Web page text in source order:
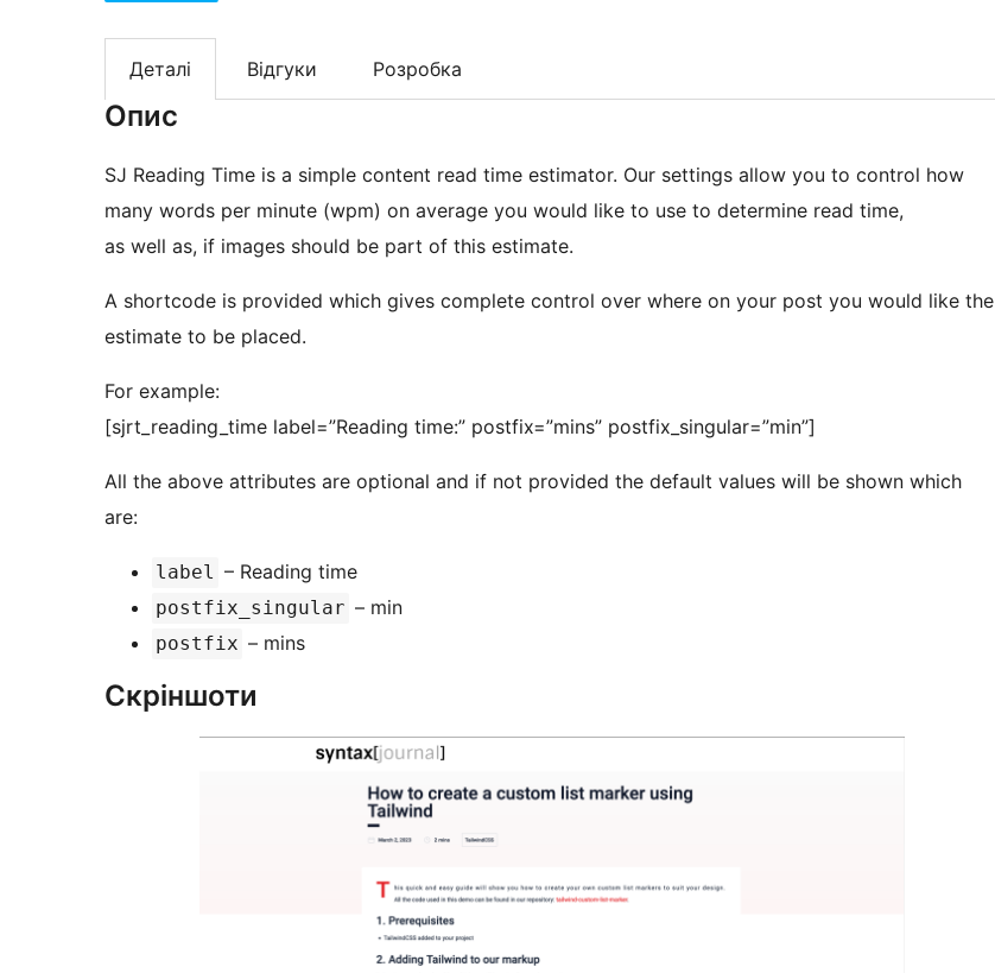
Деталі Відгуки Розробка
Опис
SJ Reading Time is a simple content read time estimator. Our settings allow you to control how
many words per minute (wpm) on average you would like to use to determine read time,
as well as, if images should be part of this estimate.
A shortcode is provided which gives complete control over where on your post you would like the
estimate to be placed.
For example:
[sjrt_reading_time label=”Reading time:” postfix=”mins” postfix_singular=”min”]
All the above attributes are optional and if not provided the default values will be shown which
are:
label – Reading time
postfix_singular – min
postfix – mins
Скріншоти